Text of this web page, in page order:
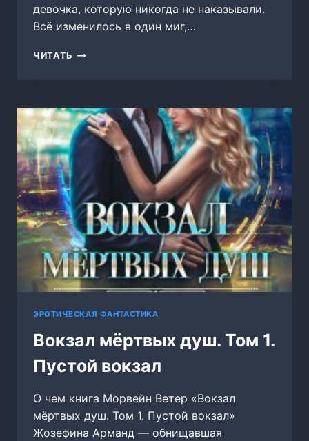
девочка, которую никогда не наказывали.
Всё изменилось в один миг,…
ЧИТАТЬ НЕ
НЕ
ПРОСИ
ЭРОТИЧЕСКАЯ ФАНТАСТИКА
Вокзал мёртвых душ. Том 1.
Пустой вокзал
О чем книга Морвейн Ветер «Вокзал
мёртвых душ. Том 1. Пустой вокзал»
Жозефина Арманд — обнищавшая